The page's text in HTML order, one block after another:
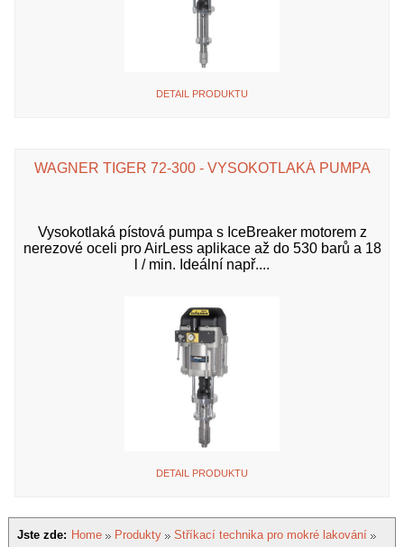
DETAIL PRODUKTU
WAGNER TIGER 72-300 - VYSOKOTLAKÁ PUMPA
Vysokotlaká pístová pumpa s IceBreaker motorem z
nerezové oceli pro AirLess aplikace až do 530 barů a 18
l / min. Ideální např....
DETAIL PRODUKTU
Jste zde: Home Produkty
Stříkací technika pro mokré lakování